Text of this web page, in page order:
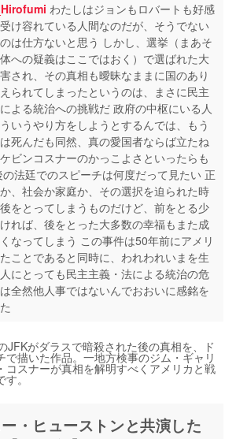
わたしはジョンもロバートも好感
け容れている人間なのだが、そうでない
は仕方ないと思う しかし、選挙（まあそ
への疑義はここではおく）で選ばれた大
され、その真相も曖昧なままに国のあり
られてしまったというのは、まさに民主
よる統治への挑戦だ 政府の中枢にいる人
いうやり方をしようとするんでは、もう
死んだも同然、真の愛国者ならば立たね
ビンコスナーのかっこよさといったらも
の法廷でのスピーチは何度だって見たい 正
、社会か家庭か、その選択を迫られた時
をとってしまうものだけど、前をとる少
れば、後をとった大多数の幸福もまた成
なってしまう この事件は50年前にアメリ
ことであると同時に、われわれいまを生
にとっても民主主義・法による統治の危
全然他人事ではないんでおおいに感銘を
JFKがダラスで暗殺された後の真相を、ド
で描いた作品。一地方検事のジム・ギャリ
コスナーが真相を解明すべくアメリカと戦
。
・ヒューストンと共演した